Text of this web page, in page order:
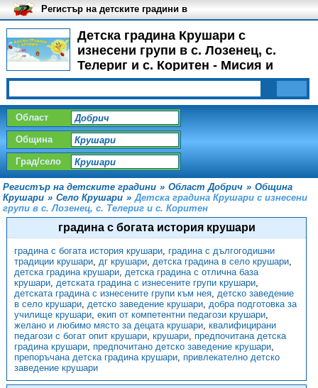
Детска градина Крушари с
изнесени групи в с. Лозенец, с.
Телериг и с. Коритен - Мисия и
визия
Регистър на детските градини в
България
Област
Община
Град/село
Регистър на детските градини » Област Добрич » Община
Крушари » Село Крушари » Детска градина Крушари с изнесени
групи в с. Лозенец, с. Телериг и с. Коритен
градина с богата история крушари
градина с богата история крушари, градина с дългогодишни
традиции крушари, дг крушари, детска градина в село крушари,
детска градина крушари, детска градина с отлична база
крушари, детската градина с изнесените групи крушари,
детската градина с изнесените групи към нея, детско заведение
в село крушари, детско заведение крушари, добра подготовка за
училище крушари, екип от компетентни педагози крушари,
желано и любимо място за децата крушари, квалифицирани
педагози с богат опит крушари, крушари, предпочитана детска
градина крушари, предпочитано детско заведение крушари,
препоръчана детска градина крушари, привлекателно детско
заведение крушари